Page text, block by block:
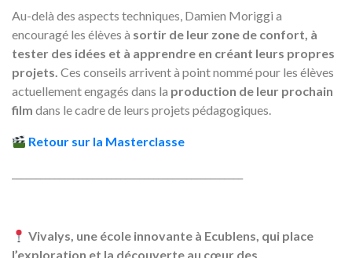
Au-delà des aspects techniques, Damien Moriggi a
encouragé les élèves à sortir de leur zone de confort, à
tester des idées et à apprendre en créant leurs propres
projets. Ces conseils arrivent à point nommé pour les élèves
actuellement engagés dans la production de leur prochain
film dans le cadre de leurs projets pédagogiques.
Retour sur la Masterclasse
Vivalys, une école innovante à Ecublens, qui place
l’exploration et la découverte au cœur des